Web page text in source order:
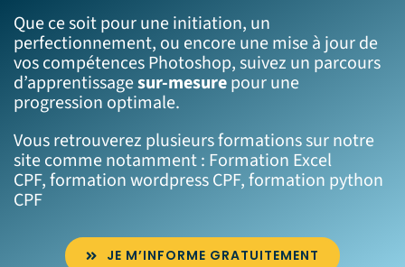
Que ce soit pour une initiation, un
perfectionnement, ou encore une mise à jour de
vos compétences Photoshop, suivez un parcours
d’apprentissagesur-mesurepour une
progression optimale.
Vous retrouverez plusieurs formations sur notre
site comme notamment : Formation Excel
CPF,formation wordpress CPF,formation python
CPF
JE M’INFORME GRATUITEMENT